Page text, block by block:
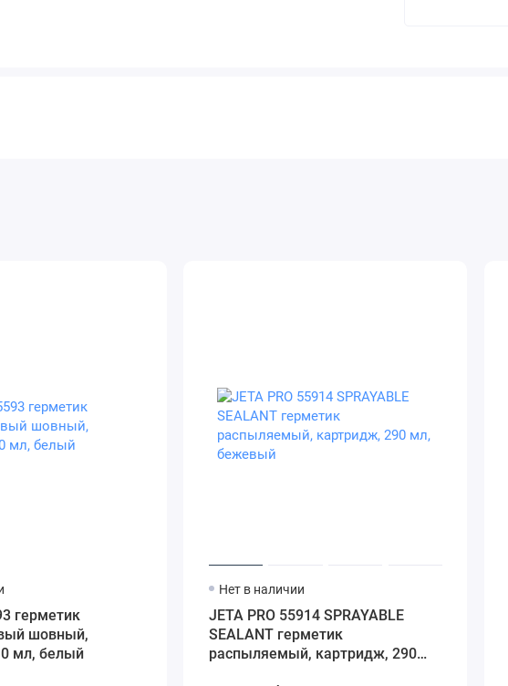
герметик
шовный,
мл, белый
Нет в наличии
JETA PRO 55914 SPRAYABLE
SEALANT герметик
распыляемый, картридж, 290